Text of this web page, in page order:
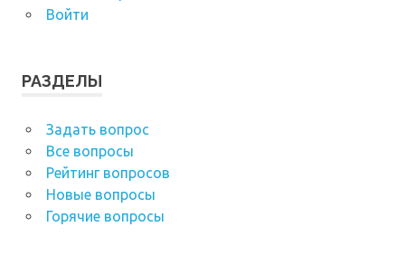
Войти
РАЗДЕЛЫ
Задать вопрос
Все вопросы
Рейтинг вопросов
Новые вопросы
Горячие вопросы